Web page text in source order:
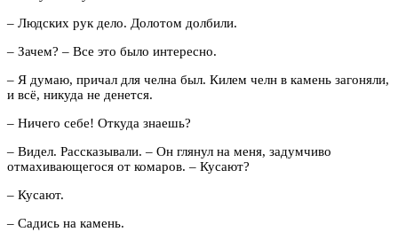
– Людских рук дело. Долотом долбили.
– Зачем? – Все это было интересно.
– Я думаю, причал для челна был. Килем челн в камень загоняли,
и всё, никуда не денется.
– Ничего себе! Откуда знаешь?
– Видел. Рассказывали. – Он глянул на меня, задумчиво
отмахивающегося от комаров. – Кусают?
– Кусают.
– Садись на камень.